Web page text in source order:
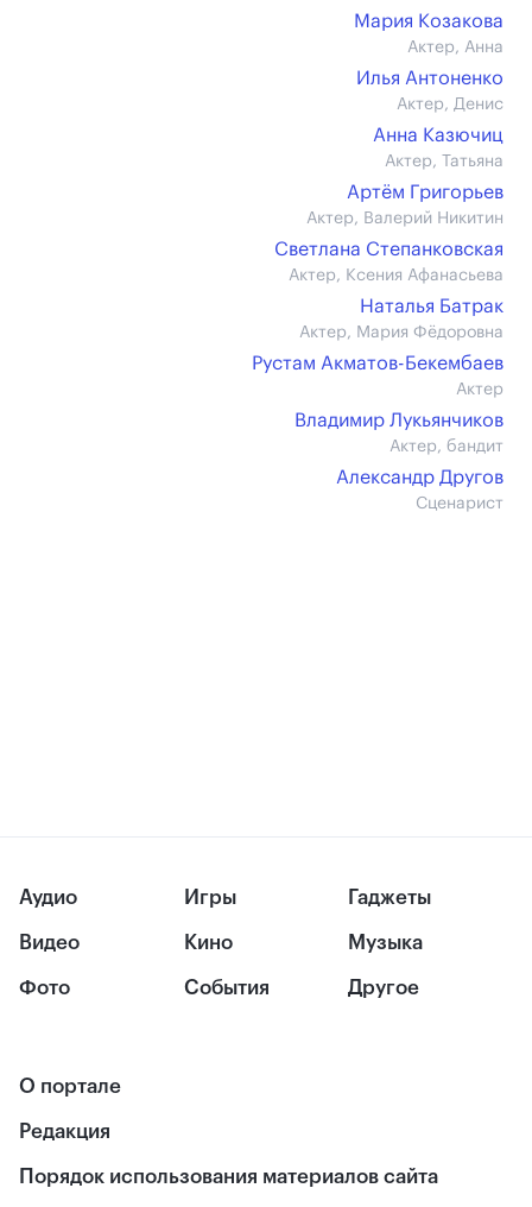
Мария Козакова
Актер, Анна
Илья Антоненко
Актер, Денис
Анна Казючиц
Актер, Татьяна
Артём Григорьев
Актер, Валерий Никитин
Светлана Степанковская
Актер, Ксения Афанасьева
Наталья Батрак
Актер, Мария Фёдоровна
Рустам Акматов-Бекембаев
Актер
Владимир Лукьянчиков
Актер, бандит
Александр Другов
Сценарист
Аудио
Видео
Фото
Игры
Кино
События
Гаджеты
Музыка
Другое
О портале
Редакция
Порядок использования материалов сайта